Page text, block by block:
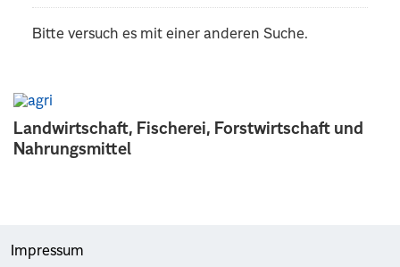
Landwirtschaft, Fischerei, Forstwirtschaft und
Nahrungsmittel
Bitte versuch es mit einer anderen Suche.
Impressum